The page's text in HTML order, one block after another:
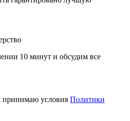
10 минут и обсудим все
принимаю условия Политики